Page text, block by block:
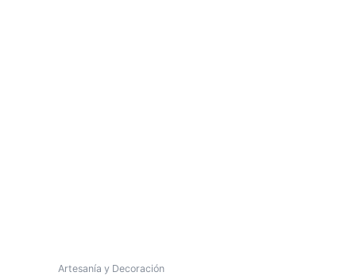
Artesanía y Decoración